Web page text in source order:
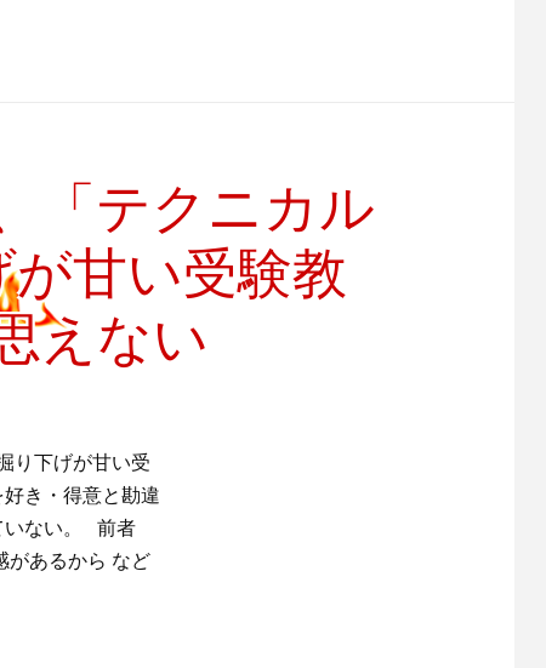
「テクニカル
甘い受験教
えない
り下げが甘い受
き・得意と勘違
いない。 前者
があるから など